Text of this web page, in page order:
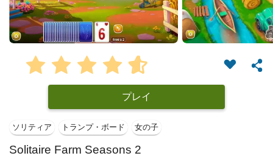
プレイ
ソリティア トランプ・ボード 女の子
Solitaire Farm Seasons 2